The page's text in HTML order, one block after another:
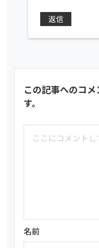
返信
この記事へのコ
す。
名前